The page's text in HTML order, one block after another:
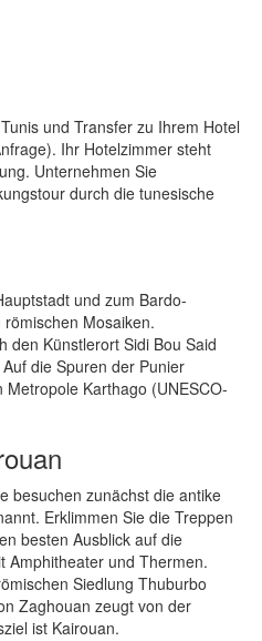
und Transfer zu Ihrem Hotel
Ihr Hotelzimmer steht
Unternehmen Sie
durch die tunesische
und zum Bardo-
Mosaiken.
den Künstlerort Sidi Bou Said
die Spuren der Punier
Karthago (UNESCO-
besuchen zunächst die antike
Erklimmen Sie die Treppen
besten Ausblick auf die
Amphitheater und Thermen.
Siedlung Thuburbo
Zaghouan zeugt von der
ist Kairouan.